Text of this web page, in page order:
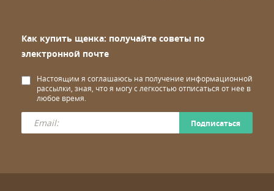
Как купить щенка: получайте советы по
электронной почте
Настоящим я соглашаюсь на получение информационной
рассылки, зная, что я могу с легкостью отписаться от нее в
любое время.
Подписаться